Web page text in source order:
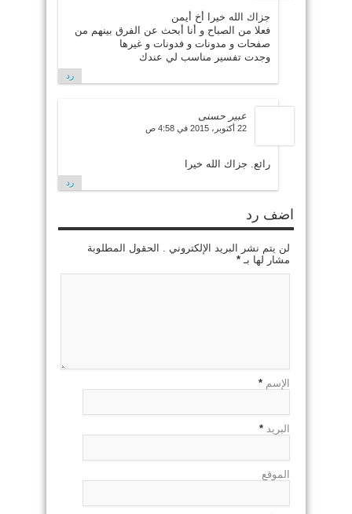
جزاك الله خيرا أخ أيمن
فعلا من الصباح و أنا أبحث عن الفرق بينهم من
صفحات و مدونات و فدونات و غيرها
وجدت تفسير مناسب لي عندك
رد
عبير حسنى
22 أكتوبر، 2015 في 4:58 ص
رائع. جزاك الله خيرا
رد
اضف رد
لن يتم نشر البريد الإلكتروني . الحقول المطلوبة
مشار لها بـ *
الإسم *
البريد *
الموقع